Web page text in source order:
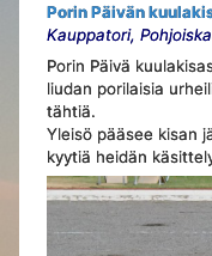
Porin Päivän
Kauppatori,
Porin Päivä
liudan porilaisia
tähtiä.
Yleisö pääsee kisan
kyytiä heidän